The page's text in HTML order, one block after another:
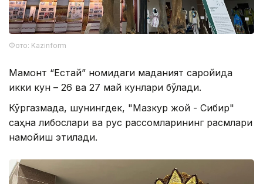
Фото: Kazinform
Мамонт “Естай” номидаги маданият саройида
икки кун – 26 ва 27 май кунлари бўлади.
Кўргазмада, шунингдек, "Мазкур жой - Сибир"
саҳна либослари ва рус рассомларининг расмлари
намойиш этилади.